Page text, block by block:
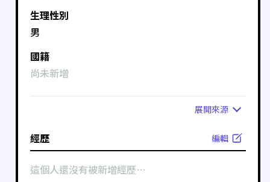
生理性別
男
國籍
尚未新增
展開來源
經歷 編輯
這個人還沒有被新增經歷⋯